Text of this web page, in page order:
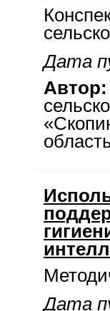
Дата
Автор:
Дата